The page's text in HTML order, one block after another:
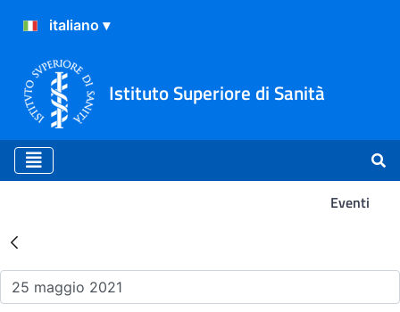
Istituto Superiore di Sanità
Eventi
Risultati della Ricerca -